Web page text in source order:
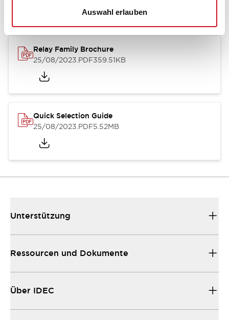
Auswahl erlauben
Relay Family Brochure
25/08/2023.PDF359.51KB
Quick Selection Guide
25/08/2023.PDF5.52MB
Unterstützung
Ressourcen und Dokumente
Über IDEC